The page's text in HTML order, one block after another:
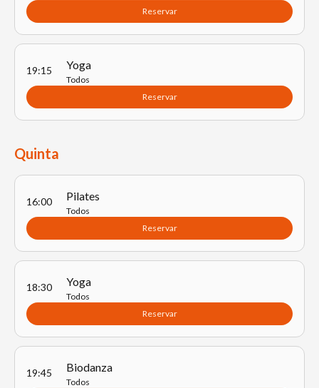
Reservar
19:15 Yoga
Todos
Reservar
Quinta
16:00 Pilates
Todos
Reservar
18:30 Yoga
Todos
Reservar
19:45 Biodanza
Todos